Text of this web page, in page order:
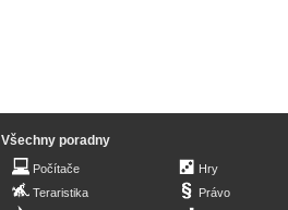
Všechny poradny
Počítače
Teraristika
Hry
Právo